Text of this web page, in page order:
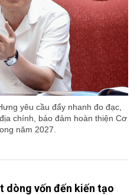
yêu cầu đẩy nhanh đo đạc,
chính, bảo đảm hoàn thiện Cơ
năm 2027.
dòng vốn đến kiến tạo